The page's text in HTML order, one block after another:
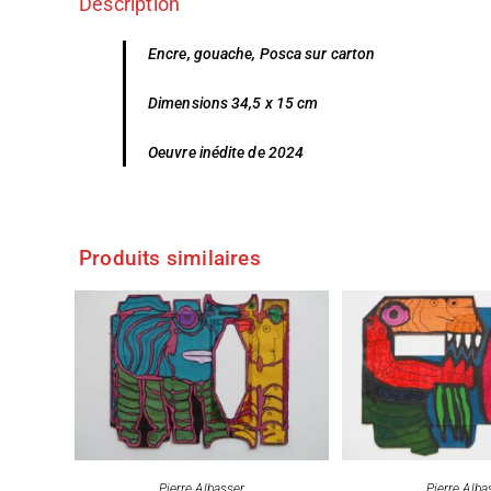
Encre, gouache, Posca sur carton
Dimensions 34,5 x 15 cm
Oeuvre inédite de 2024
Produits similaires